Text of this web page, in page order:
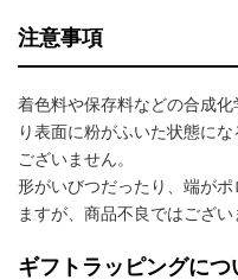
注意事項
着色料や保存料などの合成
り表面に粉がふいた状態に
ございません。
形がいびつだったり、端が
ますが、商品不良ではござ
ギフトラッピングにつ